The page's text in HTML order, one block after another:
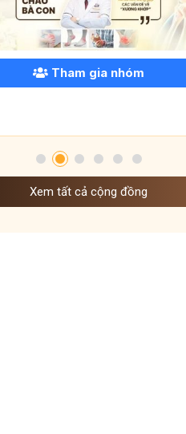
Xem tất cả cộng đồng